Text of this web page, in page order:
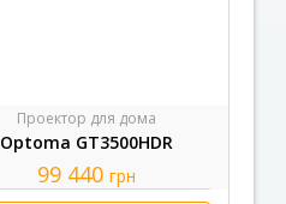
Проектор для дома
Optoma GT3500HDR
99 440грн